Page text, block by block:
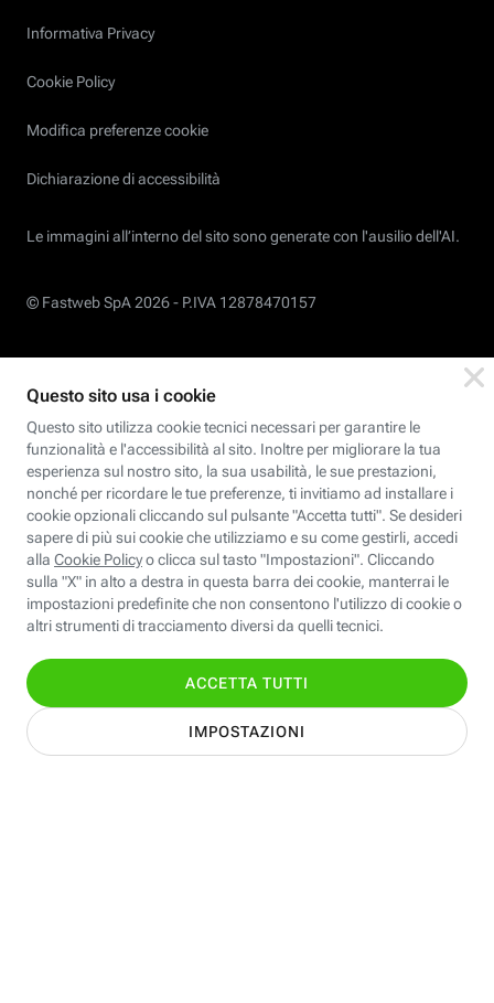
Informativa Privacy
Cookie Policy
Modifica preferenze cookie
Dichiarazione di accessibilità
Le immagini all’interno del sito sono generate con l'ausilio dell'AI.
© Fastweb SpA 2026 - P.IVA 12878470157